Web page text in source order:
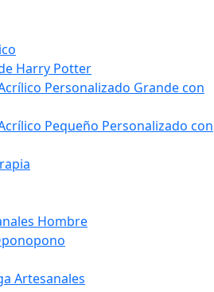
Harry Potter
Personalizado Grande con
Pequeño Personalizado con
Hombre
Artesanales